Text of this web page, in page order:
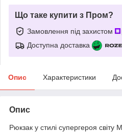
Що таке купити з Пром?
Замовлення під захистом
Доступна доставка
Опис Характеристики
Опис
Рюкзак у стилі супергероя